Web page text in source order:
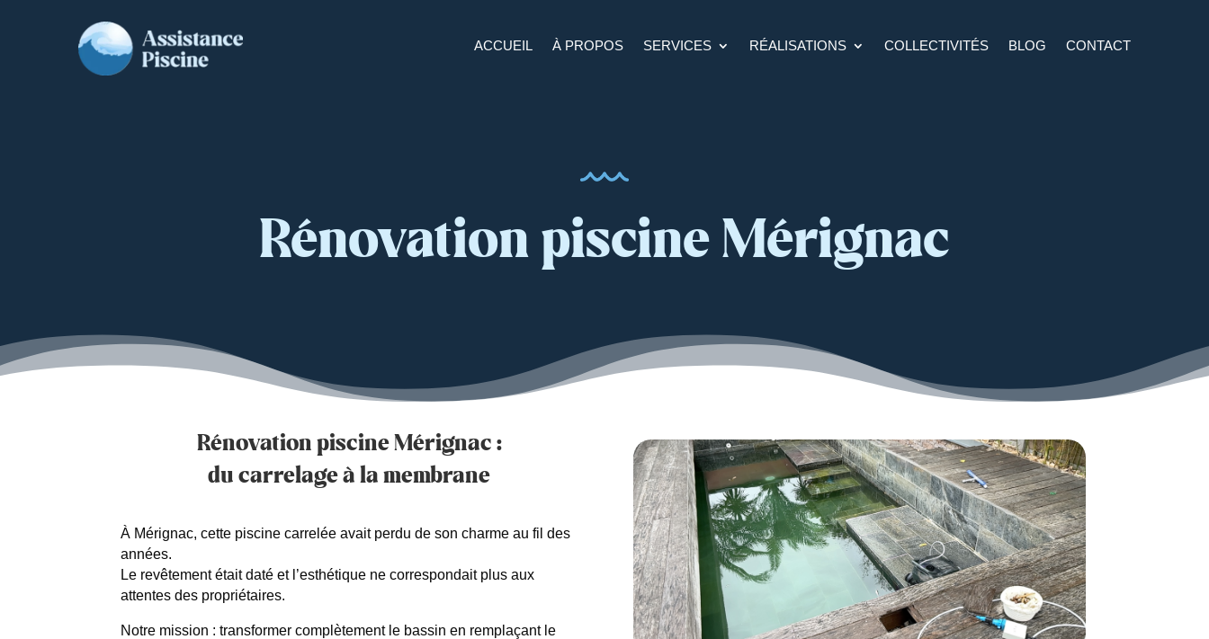
ACCUEIL À PROPOS SERVICES RÉALISATIONS COLLECTIVITÉS BLOG CONTACT
Rénovation piscine Mérignac
Rénovation piscine Mérignac :
du carrelage à la membrane
À Mérignac, cette piscine carrelée avait perdu de son charme au fil des
années.
Le revêtement était daté et l’esthétique ne correspondait plus aux
attentes des propriétaires.
Notre mission : transformer complètement le bassin en remplaçant le